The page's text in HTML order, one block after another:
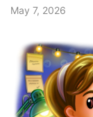
May 7, 2026